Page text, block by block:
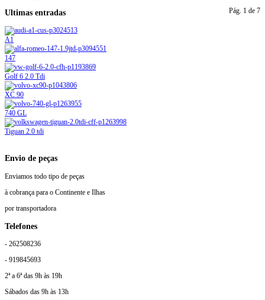
Pág. 1 de 7
Ultimas entradas
A1
147
Golf 6 2.0 Tdi
XC 90
740 GL
Tiguan 2.0 tdi
Envio de peças
Enviamos todo tipo de peças
à cobrança para o Continente e Ilhas
por transportadora
Telefones
- 262508236
- 919845693
2ª a 6ª das 9h às 19h
Sábados das 9h às 13h